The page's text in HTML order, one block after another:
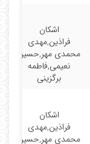
اشکان
فراذین,مهدی
محمدی مهر,حسین
نعیمی,فاطمه
برگزینی
اشکان
فراذین,مهدی
محمدی مهر,حسین